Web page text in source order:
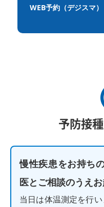
WEB予約（デジスマ）
予防接
慢性疾患をお持ち
医とご相談のうえお
当日は体温測定を行